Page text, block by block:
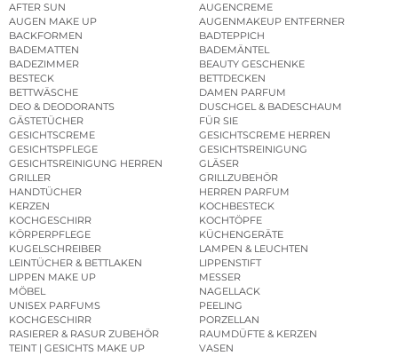
AFTER SUN
AUGENCREME
AUGEN MAKE UP
AUGENMAKEUP ENTFERNER
BACKFORMEN
BADTEPPICH
BADEMATTEN
BADEMÄNTEL
BADEZIMMER
BEAUTY GESCHENKE
BESTECK
BETTDECKEN
BETTWÄSCHE
DAMEN PARFUM
DEO & DEODORANTS
DUSCHGEL & BADESCHAUM
GÄSTETÜCHER
FÜR SIE
GESICHTSCREME
GESICHTSCREME HERREN
GESICHTSPFLEGE
GESICHTSREINIGUNG
GESICHTSREINIGUNG HERREN
GLÄSER
GRILLER
GRILLZUBEHÖR
HANDTÜCHER
HERREN PARFUM
KERZEN
KOCHBESTECK
KOCHGESCHIRR
KOCHTÖPFE
KÖRPERPFLEGE
KÜCHENGERÄTE
KUGELSCHREIBER
LAMPEN & LEUCHTEN
LEINTÜCHER & BETTLAKEN
LIPPENSTIFT
LIPPEN MAKE UP
MESSER
MÖBEL
NAGELLACK
UNISEX PARFUMS
PEELING
KOCHGESCHIRR
PORZELLAN
RASIERER & RASUR ZUBEHÖR
RAUMDÜFTE & KERZEN
TEINT | GESICHTS MAKE UP
VASEN